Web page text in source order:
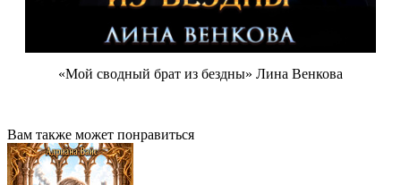
«Мой сводный брат из бездны» Лина Венкова
Вам также может понравиться